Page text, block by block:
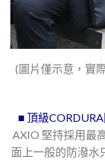
(圖片僅示意，實
■ 頂級
AXIO 堅持採用最
面上一般的防潑水